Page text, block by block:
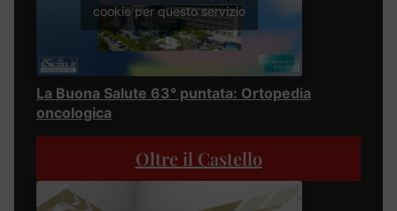
cookie per questo servizio
La Buona Salute 63° puntata: Ortopedia
oncologica
Oltre il Castello